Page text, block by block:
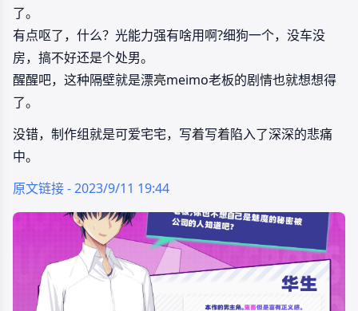
了。
有点呕了，什么？光能力强有啥用啊?细狗一个，没车没
房，搞不好还是个处男。
醒醒吧，这种隔壁就是漂亮meimo老板的剧情也就想想得
了。
没错，制作组就是可爱宅宅，写着写着陷入了深深的悲痛
中。
原文链接 - 2023/9/11 19:44